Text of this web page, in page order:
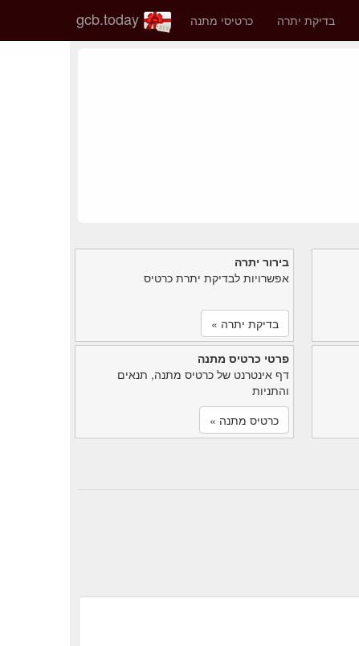
כרטיסי מתנה בדיקת יתרה
בירור יתרה
אפשרויות לבדיקת יתרת כרטיס
בדיקת יתרה »
פרטי כרטיס מתנה
דף אינטרנט של כרטיס מתנה, תנאים
והתניות
כרטיס מתנה »